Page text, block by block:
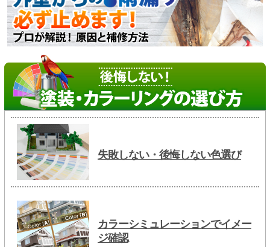
失敗しない・後悔しない色選び
カラーシミュレーションでイメー
ジ確認